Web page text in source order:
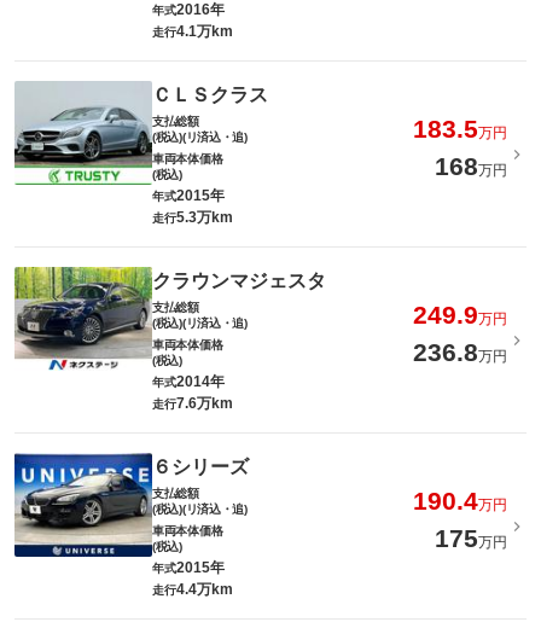
年式2016年
走行4.1万km
ＣＬＳクラス
支払総額
(税込)(リ済込・追)
183.5万円
車両本体価格
(税込)
168万円
年式2015年
走行5.3万km
クラウンマジェスタ
支払総額
(税込)(リ済込・追)
249.9万円
車両本体価格
(税込)
236.8万円
年式2014年
走行7.6万km
６シリーズ
支払総額
(税込)(リ済込・追)
190.4万円
車両本体価格
(税込)
175万円
年式2015年
走行4.4万km